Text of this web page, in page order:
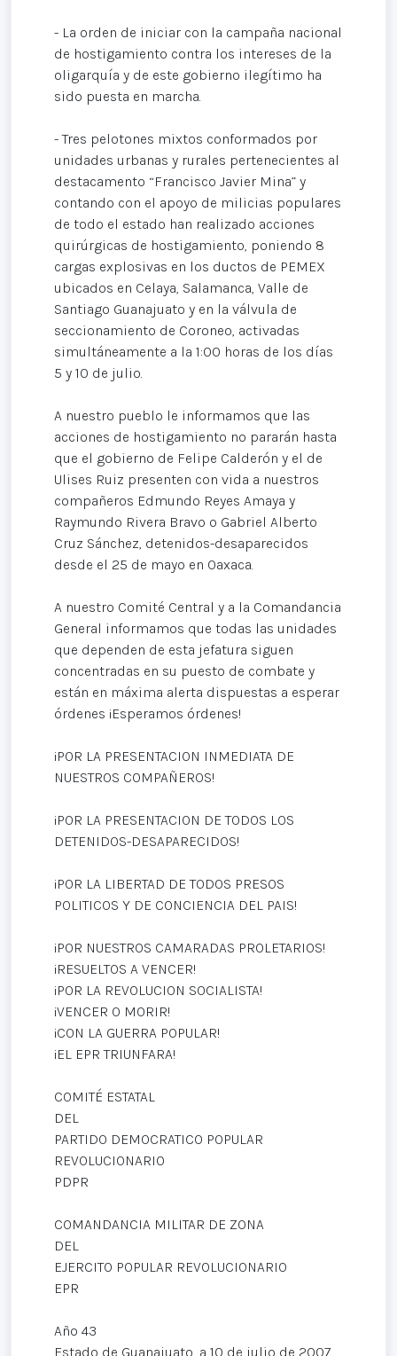
- La orden de iniciar con la campaña nacional
de hostigamiento contra los intereses de la
oligarquía y de este gobierno ilegítimo ha
sido puesta en marcha.
- Tres pelotones mixtos conformados por
unidades urbanas y rurales pertenecientes al
destacamento “Francisco Javier Mina” y
contando con el apoyo de milicias populares
de todo el estado han realizado acciones
quirúrgicas de hostigamiento, poniendo 8
cargas explosivas en los ductos de PEMEX
ubicados en Celaya, Salamanca, Valle de
Santiago Guanajuato y en la válvula de
seccionamiento de Coroneo, activadas
simultáneamente a la 1:00 horas de los días
5 y 10 de julio.
A nuestro pueblo le informamos que las
acciones de hostigamiento no pararán hasta
que el gobierno de Felipe Calderón y el de
Ulises Ruiz presenten con vida a nuestros
compañeros Edmundo Reyes Amaya y
Raymundo Rivera Bravo o Gabriel Alberto
Cruz Sánchez, detenidos-desaparecidos
desde el 25 de mayo en Oaxaca.
A nuestro Comité Central y a la Comandancia
General informamos que todas las unidades
que dependen de esta jefatura siguen
concentradas en su puesto de combate y
están en máxima alerta dispuestas a esperar
órdenes ¡Esperamos órdenes!
¡POR LA PRESENTACION INMEDIATA DE
NUESTROS COMPAÑEROS!
¡POR LA PRESENTACION DE TODOS LOS
DETENIDOS-DESAPARECIDOS!
¡POR LA LIBERTAD DE TODOS PRESOS
POLITICOS Y DE CONCIENCIA DEL PAIS!
¡POR NUESTROS CAMARADAS PROLETARIOS!
¡RESUELTOS A VENCER!
¡POR LA REVOLUCION SOCIALISTA!
¡VENCER O MORIR!
¡CON LA GUERRA POPULAR!
¡EL EPR TRIUNFARA!
COMITÉ ESTATAL
DEL
PARTIDO DEMOCRATICO POPULAR
REVOLUCIONARIO
PDPR
COMANDANCIA MILITAR DE ZONA
DEL
EJERCITO POPULAR REVOLUCIONARIO
EPR
Año 43
Estado de Guanajuato, a 10 de julio de 2007.